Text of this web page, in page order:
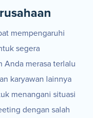
mempengaruhi
segera
Anda merasa terlalu
karyawan lainnya
menangani situasi
dengan salah